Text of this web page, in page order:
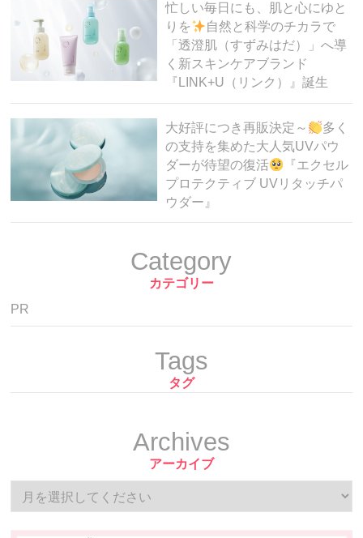
忙しい毎日にも、肌と心にゆと
りを
自然と科学のチカラで
「透澄肌（すずみはだ）」へ導
く新スキンケアブランド
『LINK+U（リンク）』誕生
大好評につき再販決定～
多く
の支持を集めた大人気UVパウ
ダーが待望の復活
『エクセル
プロテクティブ UVリタッチパ
ウダー』
Category
カテゴリー
PR
Tags
タグ
Archives
アーカイブ